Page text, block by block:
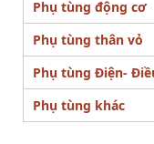
Phụ tùng động cơ
Phụ tùng thân vỏ
Phụ tùng Điện-
Phụ tùng khác